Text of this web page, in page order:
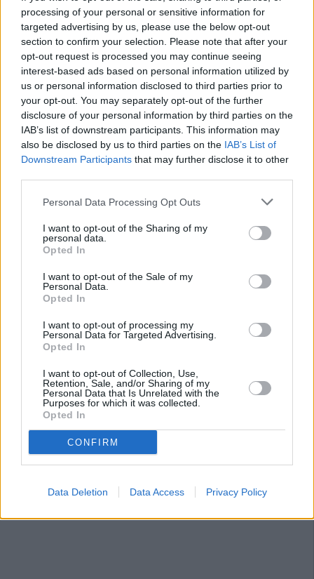
processing of your personal or sensitive information for
targeted advertising by us, please use the below opt-out
section to confirm your selection. Please note that after your
opt-out request is processed you may continue seeing
interest-based ads based on personal information utilized by
us or personal information disclosed to third parties prior to
your opt-out. You may separately opt-out of the further
disclosure of your personal information by third parties on the
IAB’s list of downstream participants. This information may
also be disclosed by us to third parties on the IAB’s List of
Downstream Participants that may further disclose it to other
Personal Data Processing Opt Outs
I want to opt-out of the Sharing of my
personal data.
Opted In
I want to opt-out of the Sale of my
Personal Data.
Opted In
I want to opt-out of processing my
Personal Data for Targeted Advertising.
Opted In
I want to opt-out of Collection, Use,
Retention, Sale, and/or Sharing of my
Personal Data that Is Unrelated with the
Purposes for which it was collected.
Opted In
CONFIRM
Data Deletion Data Access Privacy Policy
un centro renovado en 2013
Las instalaciones del “Fernando III” se modernizaron en
Ello permitió la construcción de 24 aulas polivalentes y
otras 20 destinadas a las especialidades de Secundaria,
ocho despachos en la zona administrativa del centro
educativo, con 570 alumnos y 51 profesores.